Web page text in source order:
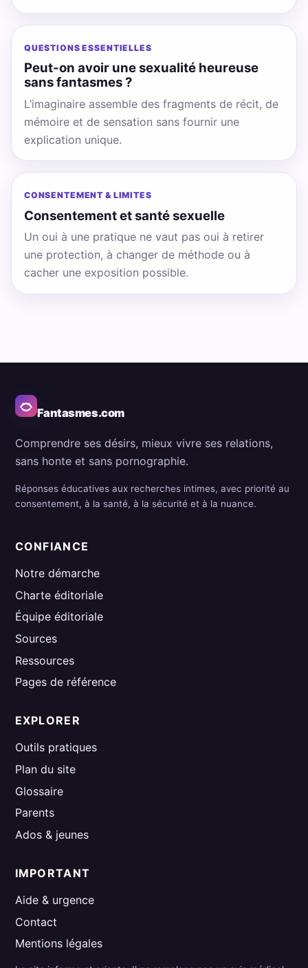
QUESTIONS ESSENTIELLES
Peut-on avoir une sexualité heureuse
sans fantasmes ?
L’imaginaire assemble des fragments de récit, de
mémoire et de sensation sans fournir une
explication unique.
CONSENTEMENT & LIMITES
Consentement et santé sexuelle
Un oui à une pratique ne vaut pas oui à retirer
une protection, à changer de méthode ou à
cacher une exposition possible.
Fantasmes.com
Comprendre ses désirs, mieux vivre ses relations,
sans honte et sans pornographie.
Réponses éducatives aux recherches intimes, avec priorité au
consentement, à la santé, à la sécurité et à la nuance.
CONFIANCE
Notre démarche
Charte éditoriale
Équipe éditoriale
Sources
Ressources
Pages de référence
EXPLORER
Outils pratiques
Plan du site
Glossaire
Parents
Ados & jeunes
IMPORTANT
Aide & urgence
Contact
Mentions légales